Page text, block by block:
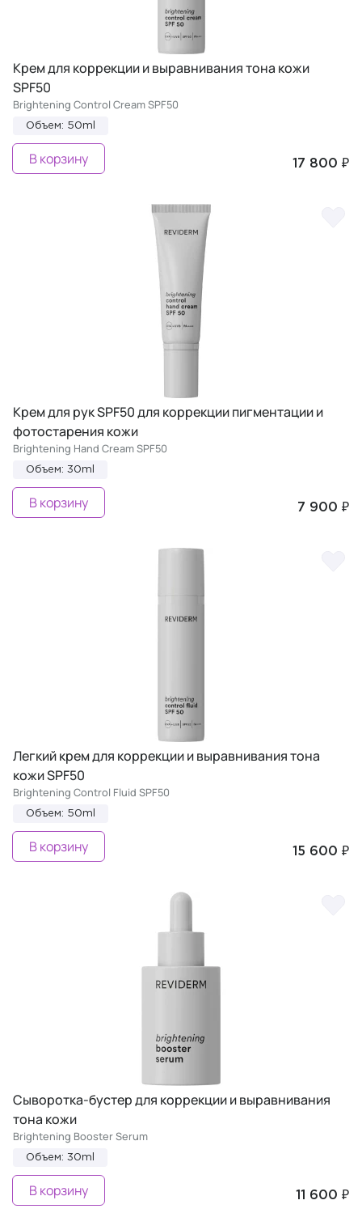
Крем для коррекции и выравнивания тона кожи
SPF50
Brightening Control Cream SPF50
Объем: 50ml
17 800 ₽
В корзину
Крем для рук SPF50 для коррекции пигментации и
фотостарения кожи
Brightening Hand Cream SPF50
Объем: 30ml
7 900 ₽
В корзину
Легкий крем для коррекции и выравнивания тона
кожи SPF50
Brightening Control Fluid SPF50
Объем: 50ml
15 600 ₽
В корзину
Сыворотка-бустер для коррекции и выравнивания
тона кожи
Brightening Booster Serum
Объем: 30ml
11 600 ₽
В корзину